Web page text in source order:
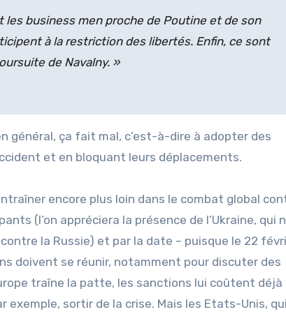
business men proche de Poutine et de son
à la restriction des libertés. Enfin, ce sont
de Navalny. »
général, ça fait mal, c’est-à-dire à adopter des
et en bloquant leurs déplacements.
encore plus loin dans le combat global
(l’on appréciera la présence de l’Ukraine, qui
la Russie) et par la date – puisque le 22
doivent se réunir, notamment pour discuter des
traîne la patte, les sanctions lui coûtent déjà
sortir de la crise. Mais les Etats-Unis,